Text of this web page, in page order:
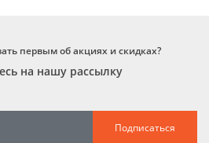
первым об акциях и скидках?
на нашу рассылку
Подписаться